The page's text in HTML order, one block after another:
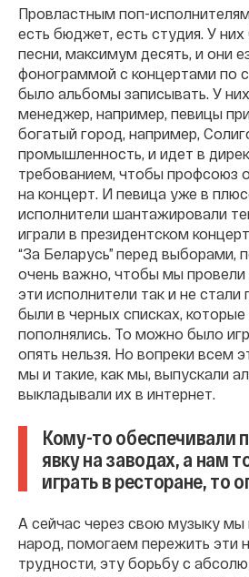
Провластным поп-
есть бюджет, есть студия. У
песни, максимум десять, и они
фонограммой с концертами по
было альбомы записывать. У
менеджер, например, певицы
богатый город, например,
промышленность, и идет в
требованием, чтобы профсоюз
на концерт. И певица уже в
исполнители шантажировали
играли в президентском
“За Беларусь” перед выборами,
очень важно, чтобы мы провели
эти исполнители так и не
были в черных списках,
пополнялись. То можно было
опять нельзя. Но вопреки всем
мы и такие, как мы, выпускали
выкладывали их в интернет.
Кому-то обеспечивали
явку на заводах, а нам
играть в ресторане, то
А сейчас через свою музыку
народ, помогаем пережить эти
трудности, эту борьбу с